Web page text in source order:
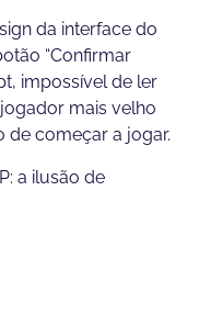
da interface do
“Confirmar
impossível de ler
mais velho
de começar a jogar.
a ilusão de